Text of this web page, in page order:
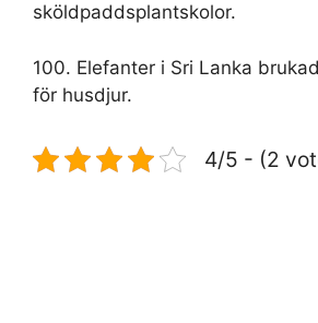
sköldpaddsplantskolor.
100. Elefanter i Sri Lanka
för husdjur.
4/5 - (2